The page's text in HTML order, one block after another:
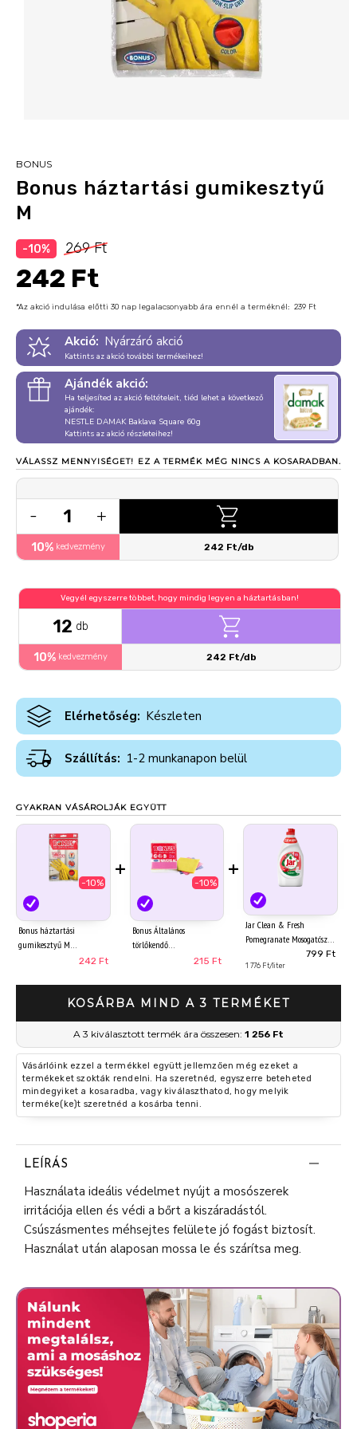
BONUS
Bonus háztartási gumikesztyű
M
-10% 269 Ft
242 Ft
*Az akció indulása előtti 30 nap legalacsonyabb ára ennél a terméknél: 239 Ft
Akció: Nyárzáró akció
Kattints az akció további termékeihez!
Ajándék akció:
Ha teljesíted az akció feltételeit, tiéd lehet a következő
ajándék:
NESTLE DAMAK Baklava Square 60g
Kattints az akció részleteihez!
VÁLASSZ MENNYISÉGET! EZ A TERMÉK MÉG NINCS A KOSARADBAN.
- 1 +
10% kedvezmény 242 Ft/db
Vegyél egyszerre többet, hogy mindig legyen a háztartásban!
12 db
10% kedvezmény 242 Ft/db
Elérhetőség: Készleten
Szállítás: 1-2 munkanapon belül
GYAKRAN VÁSÁROLJÁK EGYÜTT
-10%
Bonus háztartási
gumikesztyű M
242 Ft
+
-10%
Bonus Általános
törlőkendő
215 Ft
+
Jar Clean & Fresh
Pomegranate Mosogatószer,
799 Ft
1 776 Ft/liter
KOSÁRBA MIND A 3 TERMÉKET
A 3 kiválasztott termék ára összesen: 1 256 Ft
Vásárlóink ezzel a termékkel együtt jellemzően még ezeket a
termékeket szokták rendelni. Ha szeretnéd, egyszerre beteheted
mindegyiket a kosaradba, vagy kiválaszthatod, hogy melyik
terméke(ke)t szeretnéd a kosárba tenni.
LEÍRÁS
Használata ideális védelmet nyújt a mosószerek
irritációja ellen és védi a bőrt a kiszáradástól.
Csúszásmentes méhsejtes felülete jó fogást biztosít.
Használat után alaposan mossa le és szárítsa meg.